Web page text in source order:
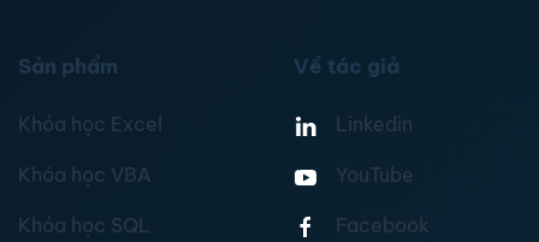
Sản phẩm
Khóa học Excel
Khóa học VBA
Khóa học SQL
Về tác giả
Linkedin
YouTube
Facebook